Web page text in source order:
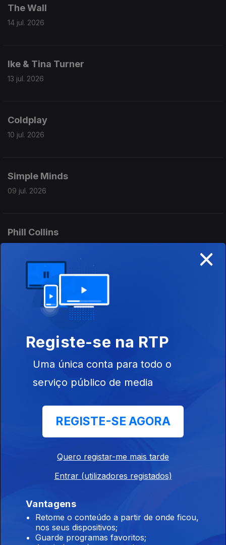
The Wall
14 jul. 2026
Ike & Tina Turner
13 jul. 2026
Coldplay
10 jul. 2026
Simple Minds
09 jul. 2026
Phill Collins
Ringo Starr
07 jul. 2026
Crosby, Stills, Nash & Young
06 jul. 2026
Anita Ward
30 jun. 2026
×
Registe-se na RTP
Uma única conta para todo o
serviço público de media
REGISTE-SE AGORA
Quero registar-me mais tarde
Entrar (utilizadores registados)
Vantagens
Retome o conteúdo a partir de onde ficou,
nos seus dispositivos;
Guarde programas favoritos;